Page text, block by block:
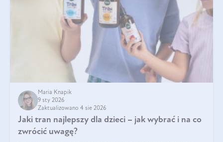
Maria Knapik
9 sty 2026
Zaktualizowano 4 sie 2026
Jaki tran najlepszy dla dzieci – jak wybrać i na co
zwrócić uwagę?